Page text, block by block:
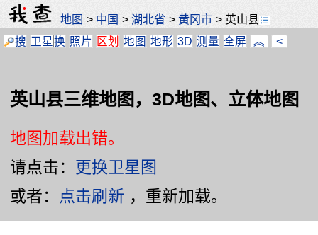
地图 > 中国 >湖北省 >黄冈市 >英山县
搜 卫星换 照片 区划 地图 地形 3D 测量 全屏 ︽ <
英山县三维地图，3D地图、立体地图
地图加载出错。
请点击： 更换卫星图
或者： 点击刷新 ，重新加载。